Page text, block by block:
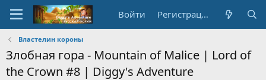
Войти Регистрация
Властелин короны
Злобная гора - Mountain of Malice | Lord of
the Crown #8 | Diggy's Adventure